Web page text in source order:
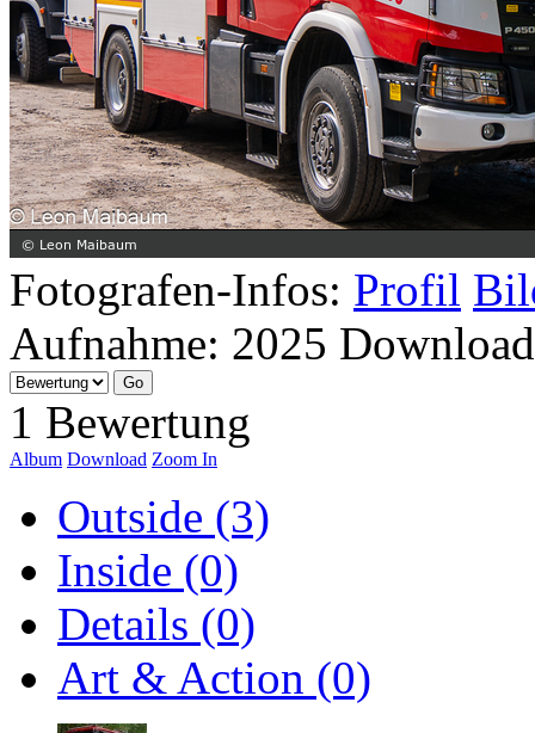
Fotografen-Infos: Profil
Aufnahme: 2025
1 Bewertung
Album Download Zoom In
Outside (3)
Inside (0)
Details (0)
Art & Action (0)